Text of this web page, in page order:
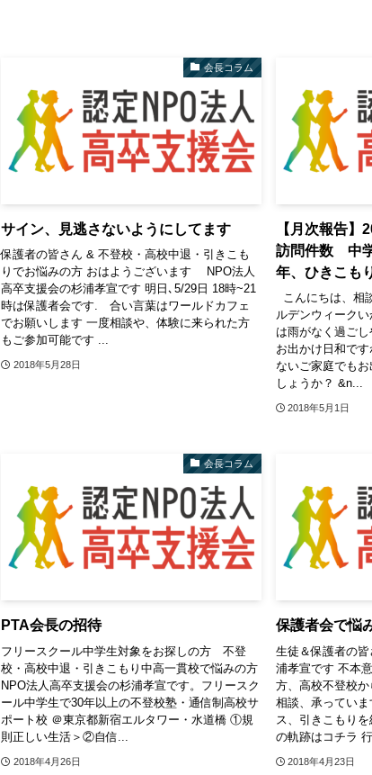
会長コラム
サイン、見逃さないようにしてます
保護者の皆さん & 不登校・高校中退・引きこも
りでお悩みの方 おはようございます NPO法人
高卒支援会の杉浦孝宣です 明日､5/29日 18時~21
時は保護者会です. 合い言葉はワールドカフェ
でお願いします 一度相談や、体験に来られた方
もご参加可能です ...
2018年5月28日
【月次報告】
訪問件数 中
年、ひきこも
こんにちは、相
ルデンウィーク
は雨がなく過ご
お出かけ日和で
ないご家庭でも
しょうか？ &n...
2018年5月1日
会長コラム
PTA会長の招待
フリースクール中学生対象をお探しの方 不登
校・高校中退・引きこもり中高一貫校で悩みの方
NPO法人高卒支援会の杉浦孝宣です。フリースク
ール中学生で30年以上の不登校塾・通信制高校サ
ポート校 ＠東京都新宿エルタワー・水道橋 ①規
則正しい生活＞②自信...
2018年4月26日
保護者会で悩
生徒＆保護者の
浦孝宣です 不本
方、高校不登校
相談、承ってい
ス、引きこもり
の軌跡はコチラ 行
2018年4月23日